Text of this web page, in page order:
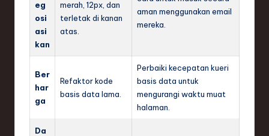
eg
osi
asi
kan
merah, 12px, dan
terletak di kanan
atas.
aman menggunakan email
mereka.
Ber
har
ga
Refaktor kode
basis data lama.
Perbaiki kecepatan kueri
basis data untuk
mengurangi waktu muat
halaman.
Da